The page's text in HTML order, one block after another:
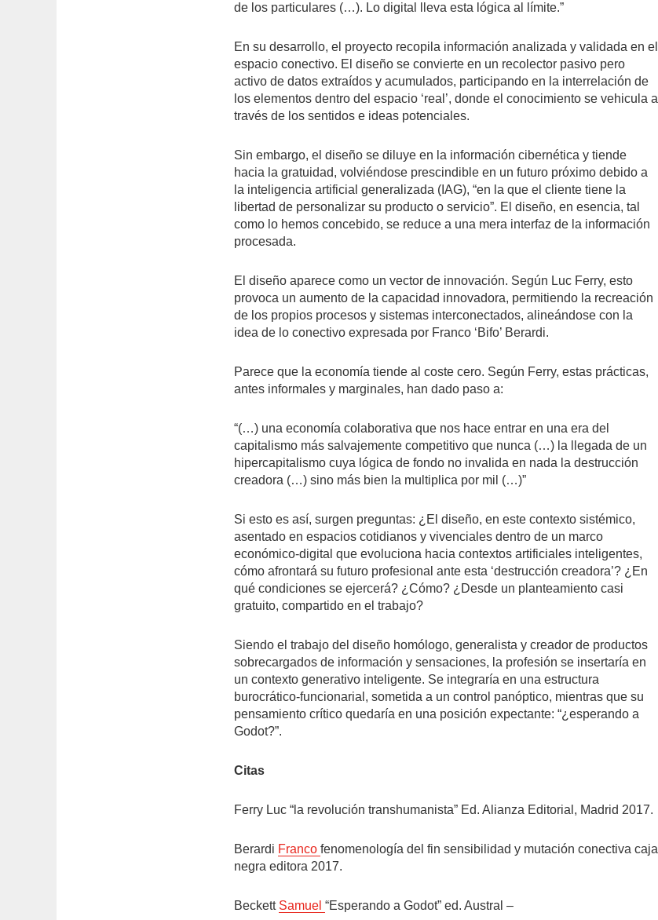
de los particulares (…). Lo digital lleva esta lógica al límite.”
En su desarrollo, el proyecto recopila información analizada y validada en el
espacio conectivo. El diseño se convierte en un recolector pasivo pero
activo de datos extraídos y acumulados, participando en la interrelación de
los elementos dentro del espacio ‘real’, donde el conocimiento se vehicula a
través de los sentidos e ideas potenciales.
Sin embargo, el diseño se diluye en la información cibernética y tiende
hacia la gratuidad, volviéndose prescindible en un futuro próximo debido a
la inteligencia artificial generalizada (IAG), “en la que el cliente tiene la
libertad de personalizar su producto o servicio”. El diseño, en esencia, tal
como lo hemos concebido, se reduce a una mera interfaz de la información
procesada.
El diseño aparece como un vector de innovación. Según Luc Ferry, esto
provoca un aumento de la capacidad innovadora, permitiendo la recreación
de los propios procesos y sistemas interconectados, alineándose con la
idea de lo conectivo expresada por Franco ‘Bifo’ Berardi.
Parece que la economía tiende al coste cero. Según Ferry, estas prácticas,
antes informales y marginales, han dado paso a:
“(…) una economía colaborativa que nos hace entrar en una era del
capitalismo más salvajemente competitivo que nunca (…) la llegada de un
hipercapitalismo cuya lógica de fondo no invalida en nada la destrucción
creadora (…) sino más bien la multiplica por mil (…)”
Si esto es así, surgen preguntas: ¿El diseño, en este contexto sistémico,
asentado en espacios cotidianos y vivenciales dentro de un marco
económico-digital que evoluciona hacia contextos artificiales inteligentes,
cómo afrontará su futuro profesional ante esta ‘destrucción creadora’? ¿En
qué condiciones se ejercerá? ¿Cómo? ¿Desde un planteamiento casi
gratuito, compartido en el trabajo?
Siendo el trabajo del diseño homólogo, generalista y creador de productos
sobrecargados de información y sensaciones, la profesión se insertaría en
un contexto generativo inteligente. Se integraría en una estructura
burocrático-funcionarial, sometida a un control panóptico, mientras que su
pensamiento crítico quedaría en una posición expectante: “¿esperando a
Godot?”.
Citas
Ferry Luc “la revolución transhumanista” Ed. Alianza Editorial, Madrid 2017.
Berardi Francofenomenología del fin sensibilidad y mutación conectiva caja
negra editora 2017.
Beckett Samuel“Esperando a Godot” ed. Austral –